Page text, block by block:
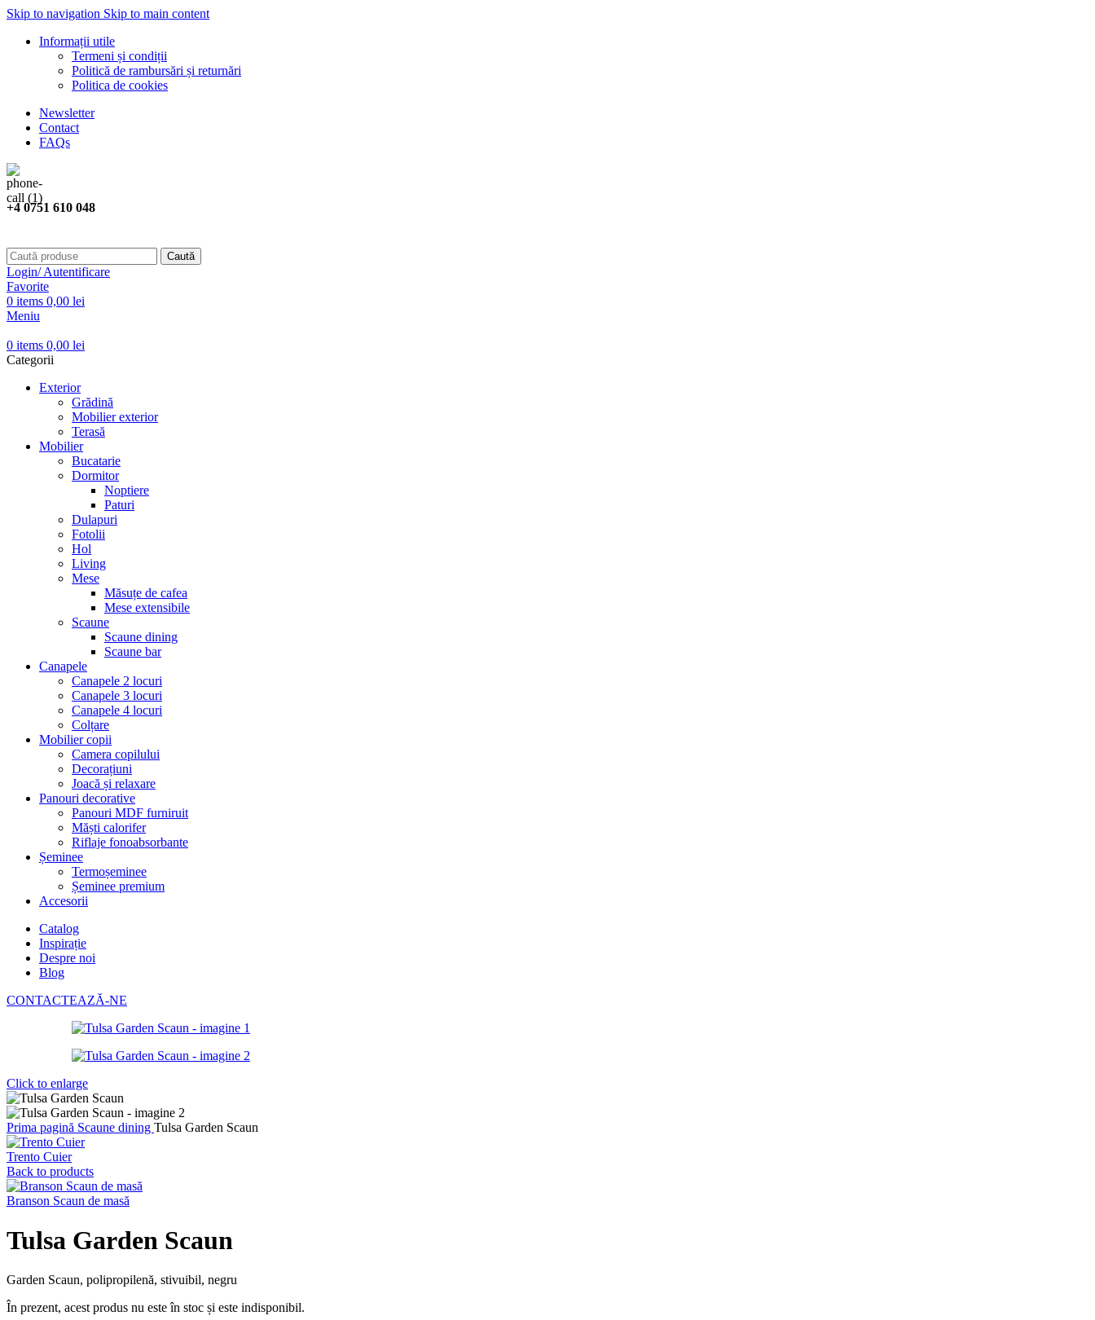
Skip to navigation Skip to main content
Informații utile
Termeni și condiții
Politică de rambursări și returnări
Politica de cookies
Newsletter
Contact
FAQs
+4 0751 610 048
Caută
Login/ Autentificare
Favorite
0 items 0,00 lei
Meniu
0 items 0,00 lei
Categorii
Exterior
Grădină
Mobilier exterior
Terasă
Mobilier
Bucatarie
Dormitor
Noptiere
Paturi
Dulapuri
Fotolii
Hol
Living
Mese
Măsuțe de cafea
Mese extensibile
Scaune
Scaune dining
Scaune bar
Canapele
Canapele 2 locuri
Canapele 3 locuri
Canapele 4 locuri
Colțare
Mobilier copii
Camera copilului
Decorațiuni
Joacă și relaxare
Panouri decorative
Panouri MDF furniruit
Măști calorifer
Riflaje fonoabsorbante
Șeminee
Termoșeminee
Șeminee premium
Accesorii
Catalog
Inspirație
Despre noi
Blog
CONTACTEAZĂ-NE
Click to enlarge
Prima pagină Scaune dining Tulsa Garden Scaun
Trento Cuier
Back to products
Branson Scaun de masă
Tulsa Garden Scaun
Garden Scaun, polipropilenă, stivuibil, negru
În prezent, acest produs nu este în stoc și este indisponibil.